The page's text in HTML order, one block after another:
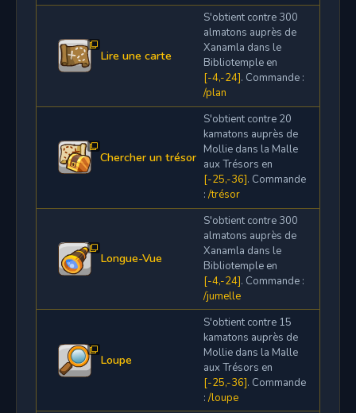
Lire une carte
S'obtient contre 300
almatons auprès de
Xanamla dans le
Bibliotemple en
[-4,-24]. Commande :
/plan
Chercher un trésor
S'obtient contre 20
kamatons auprès de
Mollie dans la Malle
aux Trésors en
[-25,-36]. Commande
: /trésor
Longue-Vue
S'obtient contre 300
almatons auprès de
Xanamla dans le
Bibliotemple en
[-4,-24]. Commande :
/jumelle
Loupe
S'obtient contre 15
kamatons auprès de
Mollie dans la Malle
aux Trésors en
[-25,-36]. Commande
: /loupe